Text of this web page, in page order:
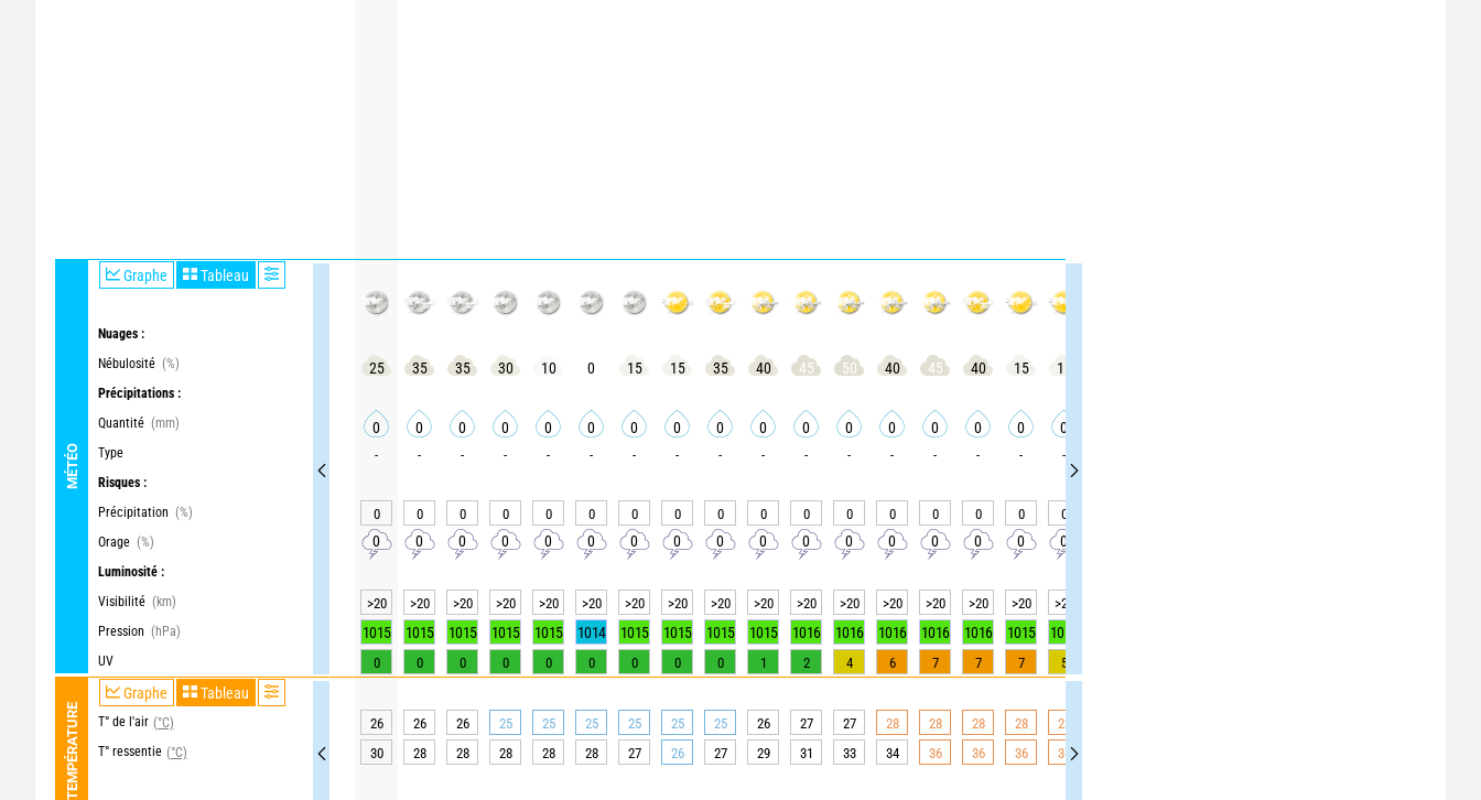
MÉTÉO
Graphe Tableau
Nuages :
Nébulosité (%)
Précipitations :
Quantité (mm)
Type
Risques :
Précipitation (%)
Orage (%)
Luminosité :
Visibilité (km)
Pression (hPa)
UV
TEMPÉRATURE
Graphe Tableau
T° de l'air (°C)
T° ressentie (°C)
25 35 35 30 10 0 15 15 35 40 45 50 40 45 40 15 15
0 0 0 0 0 0 0 0 0 0 0 0 0 0 0 0 0
- - - - - - - - - - - - - - - - -
0 0 0 0 0 0 0 0 0 0 0 0 0 0 0 0 0
0 0 0 0 0 0 0 0 0 0 0 0 0 0 0 0 0
>20 >20 >20 >20 >20 >20 >20 >20 >20 >20 >20 >20 >20 >20 >20 >20 >20
1015 1015 1015 1015 1015 1014 1015 1015 1015 1015 1016 1016 1016 1016 1016 1015 1015
0 0 0 0 0 0 0 0 0 1 2 4 6 7 7 7 5
26 26 26 25 25 25 25 25 25 26 27 27 28 28 28 28 28
30
28 28 28 28 28 27 26 27 29 31 33 34 36 36 36 36